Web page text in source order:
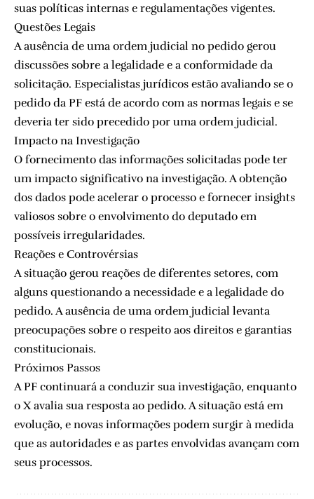
suas políticas internas e regulamentações vigentes.
Questões Legais
A ausência de uma ordem judicial no pedido gerou
discussões sobre a legalidade e a conformidade da
solicitação. Especialistas jurídicos estão avaliando se o
pedido da PF está de acordo com as normas legais e se
deveria ter sido precedido por uma ordem judicial.
Impacto na Investigação
O fornecimento das informações solicitadas pode ter
um impacto significativo na investigação. A obtenção
dos dados pode acelerar o processo e fornecer insights
valiosos sobre o envolvimento do deputado em
possíveis irregularidades.
Reações e Controvérsias
A situação gerou reações de diferentes setores, com
alguns questionando a necessidade e a legalidade do
pedido. A ausência de uma ordem judicial levanta
preocupações sobre o respeito aos direitos e garantias
constitucionais.
Próximos Passos
A PF continuará a conduzir sua investigação, enquanto
o X avalia sua resposta ao pedido. A situação está em
evolução, e novas informações podem surgir à medida
que as autoridades e as partes envolvidas avançam com
seus processos.